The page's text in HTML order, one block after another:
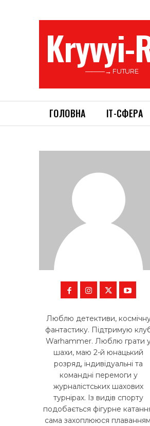
Kryvyi-
———→ FUTURE
ГОЛОВНА ІТ-СФЕРА
Люблю детективи,
фантастику. Підтримую
Warhammer. Люблю грати
шахи, маю 2-й юнацький
розряд, індивідуальні та
командні перемоги у
журналістських шахових
турнірах. Із видів спорту
подобається фігурне
сама захоплююся